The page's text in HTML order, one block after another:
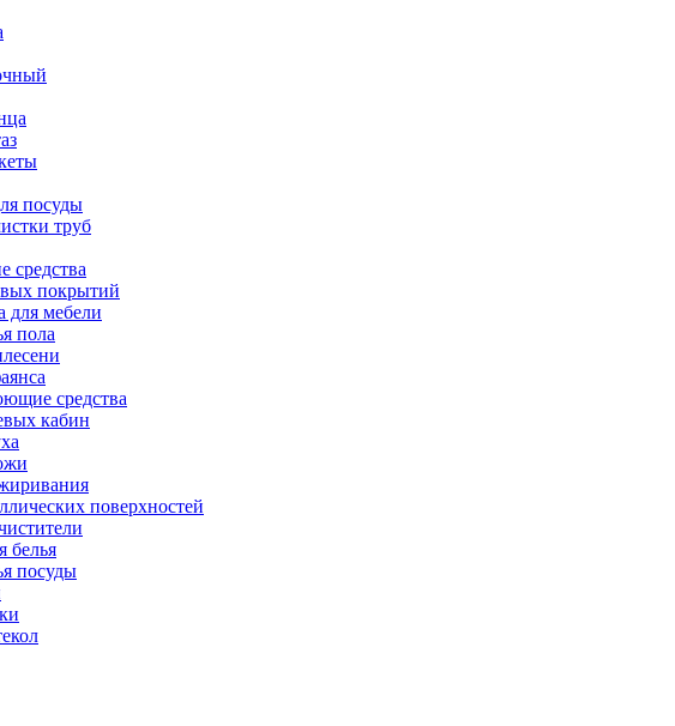
посуды
труб
покрытий
для мебели
пола
средства
кабин
поверхностей
белья
посуды